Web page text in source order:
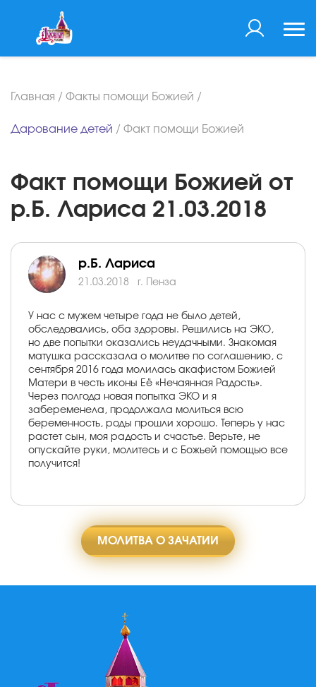
Главная / Факты помощи Божией /
Дарование детей / Факт помощи Божией
Факт помощи Божией от
р.Б. Лариса 21.03.2018
р.Б. Лариса
21.03.2018 г. Пенза
У нас с мужем четыре года не было детей,
обследовались, оба здоровы. Решились на ЭКО,
но две попытки оказались неудачными. Знакомая
матушка рассказала о молитве по соглашению, с
сентября 2016 года молилась акафистом Божией
Матери в честь иконы Её «Нечаянная Радость».
Через полгода новая попытка ЭКО и я
забеременела, продолжала молиться всю
беременность, роды прошли хорошо. Теперь у нас
растет сын, моя радость и счастье. Верьте, не
опускайте руки, молитесь и с Божьей помощью все
получится!
МОЛИТВА О ЗАЧАТИИ